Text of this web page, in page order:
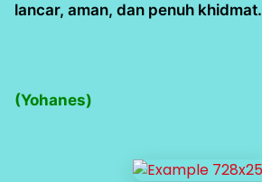
lancar, aman, dan penuh khidmat.
(Yohanes)